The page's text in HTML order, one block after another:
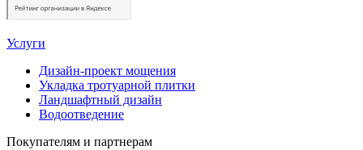
Услуги
Дизайн-проект мощения
Укладка тротуарной плитки
Ландшафтный дизайн
Водоотведение
Покупателям и партнерам